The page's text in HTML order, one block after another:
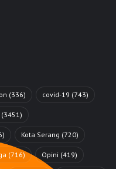
(336) covid-19 (743)
(3451)
Kota Serang (720)
(716) Opini (419)